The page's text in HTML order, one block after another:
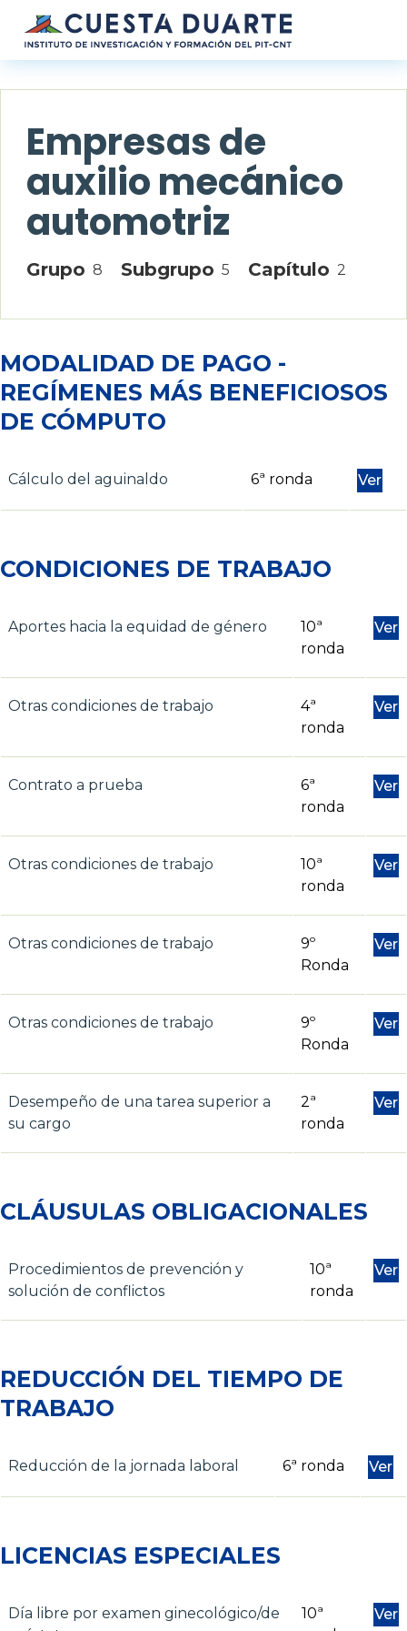
Pasar al contenido principal
Empresas de
auxilio mecánico
automotriz
Grupo 8 Subgrupo 5 Capítulo 2
MODALIDAD DE PAGO -
REGÍMENES MÁS BENEFICIOSOS
DE CÓMPUTO
Cálculo del aguinaldo 6ª ronda Ver
CONDICIONES DE TRABAJO
Aportes hacia la equidad de género
10ª
ronda
Ver
Otras condiciones de trabajo
4ª
ronda
Ver
Contrato a prueba
6ª
ronda
Ver
Otras condiciones de trabajo
10ª
ronda
Ver
Otras condiciones de trabajo
9º
Ronda
Ver
Otras condiciones de trabajo
9º
Ronda
Ver
Desempeño de una tarea superior a
su cargo
2ª
ronda
Ver
CLÁUSULAS OBLIGACIONALES
Procedimientos de prevención y
solución de conflictos
10ª
ronda
Ver
REDUCCIÓN DEL TIEMPO DE
TRABAJO
Reducción de la jornada laboral 6ª ronda Ver
LICENCIAS ESPECIALES
Día libre por examen ginecológico/de
10ª
Ver